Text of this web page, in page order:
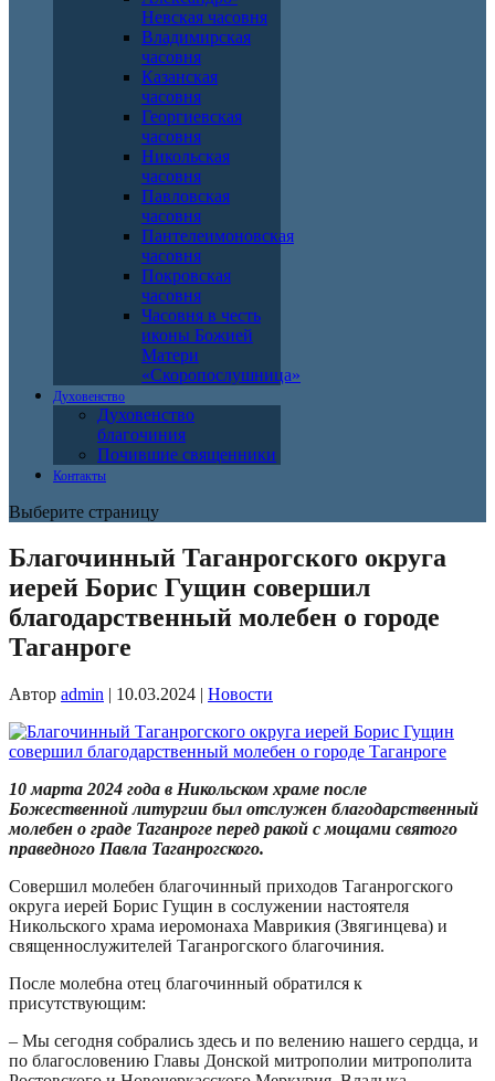
Невская часовня
Владимирская
часовня
Казанская
часовня
Георгиевская
часовня
Никольская
часовня
Павловская
часовня
Пантелеимоновская
часовня
Покровская
часовня
Часовня в честь
иконы Божией
Матери
«Скоропослушница»
Духовенство
Духовенство
благочиния
Почившие священники
Контакты
Выберите страницу
Благочинный Таганрогского округа
иерей Борис Гущин совершил
благодарственный молебен о городе
Таганроге
Автор admin | 10.03.2024 | Новости
10 марта 2024 года в Никольском храме после
Божественной литургии был отслужен благодарственный
молебен о граде Таганроге перед ракой с мощами святого
праведного Павла Таганрогского.
Совершил молебен благочинный приходов Таганрогского
округа иерей Борис Гущин в сослужении настоятеля
Никольского храма иеромонаха Маврикия (Звягинцева) и
священнослужителей Таганрогского благочиния.
После молебна отец благочинный обратился к
присутствующим:
– Мы сегодня собрались здесь и по велению нашего сердца, и
по благословению Главы Донской митрополии митрополита